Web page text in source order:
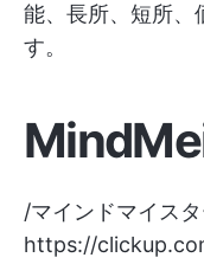
能、長所、短所、
す。
/マインドマイスタ
https://